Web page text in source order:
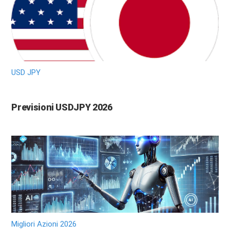
USD JPY
Previsioni USDJPY 2026
Migliori Azioni 2026